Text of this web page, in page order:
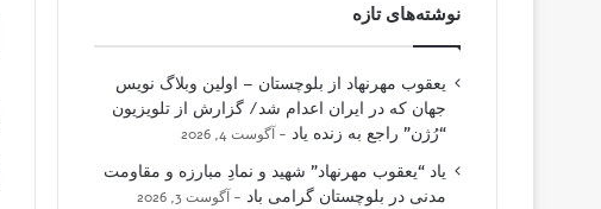
نوشته‌های تازه
یعقوب مهرنهاد از بلوچستان – اولین وبلاگ نویس
جهان که در ایران اعدام شد/ گزارش از تلویزیون
“رُژن” راجع به زنده یاد
آگوست 4, 2026
یاد “یعقوب مهرنهاد” شهید و نمادِ مبارزه و مقاومت
مدنی در بلوچستان گرامی باد
آگوست 3, 2026